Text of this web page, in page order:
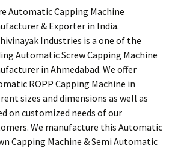
Automatic Capping Machine
& Exporter in India.
Industries is a one of the
Automatic Screw Capping Machine
in Ahmedabad. We offer
ROPP Capping Machine in
sizes and dimensions as well as
on customized needs of our
We manufacture this Automatic
Capping Machine & Semi Automatic